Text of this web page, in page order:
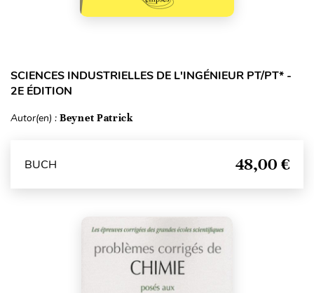
SCIENCES INDUSTRIELLES DE L'INGÉNIEUR PT/PT* -
2E ÉDITION
Autor(en) : Beynet Patrick
BUCH 48,00 €